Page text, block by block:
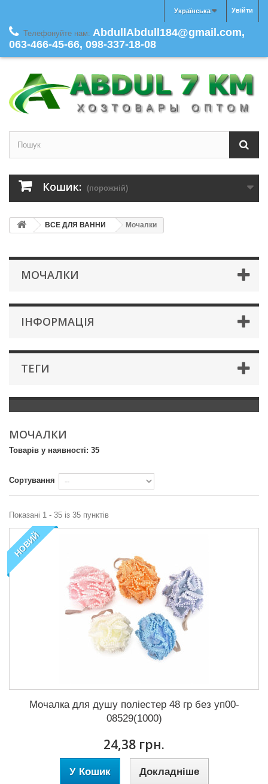
Увійти
Українська
Телефонуйте нам: AbdullAbdull184@gmail.com,
063-466-45-66, 098-337-18-08
Кошик: (порожній)
ВСЕ ДЛЯ ВАННИ Мочалки
МОЧАЛКИ
IНФОРМАЦIЯ
ТЕГИ
МОЧАЛКИ
Товарів у наявності: 35
Сортування
Показані 1 - 35 із 35 пунктів
НОВИЙ
Мочалка для душу поліестер 48 гр без уп00-
08529(1000)
24,38 грн.
У Кошик Докладніше